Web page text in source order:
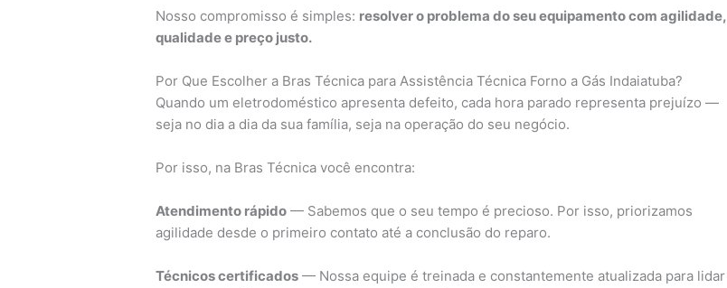
Nosso compromisso é simples: resolver o problema do seu equipamento com agilidade,
qualidade e preço justo.
Por Que Escolher a Bras Técnica para Assistência Técnica Forno a Gás Indaiatuba?
Quando um eletrodoméstico apresenta defeito, cada hora parado representa prejuízo —
seja no dia a dia da sua família, seja na operação do seu negócio.
Por isso, na Bras Técnica você encontra:
Atendimento rápido — Sabemos que o seu tempo é precioso. Por isso, priorizamos
agilidade desde o primeiro contato até a conclusão do reparo.
Técnicos certificados — Nossa equipe é treinada e constantemente atualizada para lidar